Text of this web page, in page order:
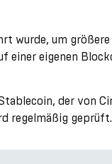
wurde, um
einer eigenen
der von
regelmäßig geprüft.